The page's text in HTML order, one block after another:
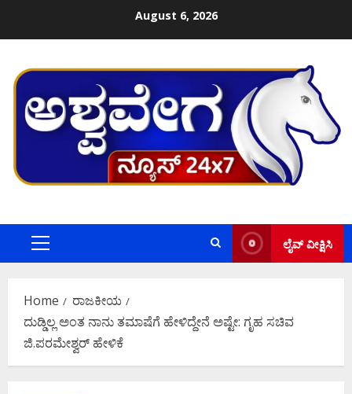
August 6, 2026
Primary
ಲೈವ್ ವೀಕ್ಷಿಸಿ
Home
ರಾಜಕೀಯ
ದುಡ್ಡಿಲ್ಲ ಅಂತ ನಾನು ತಮಾಷೆಗೆ ಹೇಳಿದ್ದೇನೆ ಅಷ್ಟೇ: ಗೃಹ ಸಚಿವ
ಜಿ.ಪರಮೇಶ್ವರ್‌ ಹೇಳಿಕೆ